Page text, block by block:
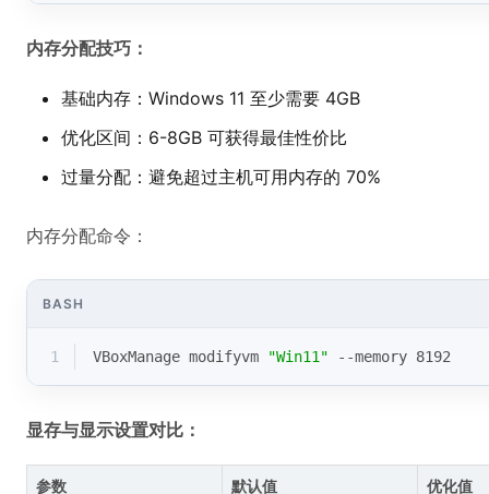
内存分配技巧：
基础内存：Windows 11 至少需要 4GB
优化区间：6-8GB 可获得最佳性价比
过量分配：避免超过主机可用内存的 70%
内存分配命令：
BASH
1 VBoxManage modifyvm "Win11" --memory 8192
显存与显示设置对比：
参数 默认值 优化值